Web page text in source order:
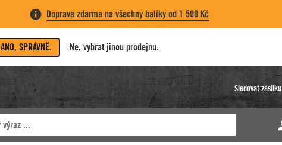
Doprava zdarma na všechny balíky od 1 500 Kč
ANO, SPRÁVNĚ. Ne, vybrat jinou prodejnu.
Sledovat zásilku